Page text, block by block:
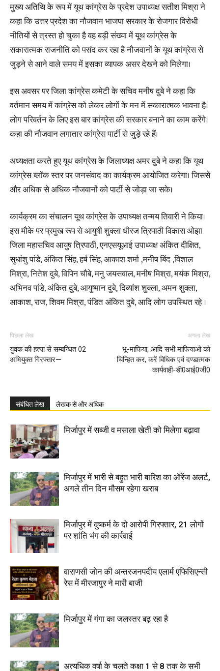
मुख्य अतिथि के रूप में यूथ कांग्रेस के प्रदेश उपाध्यक्ष सतीश मिश्रा ने
कहा कि उत्तर प्रदेश का नौजवान भाजपा सरकार के रोजगार विरोधी
नीतियों से त्रस्त हो चुका है वह बड़ी संख्या में यूथ कांग्रेस के
सकारात्मक राजनीति को पसंद कर रहा है नौजवानों के यूथ कांग्रेस से
जुड़ने से आने वाले समय में इसका व्यापक असर देखने को मिलेगा।
इस अवसर पर जिला कांग्रेस कमेटी के सचिव मनीष दुबे ने कहा कि
वर्तमान समय में कांग्रेस को लेकर लोगों के मन में सकारात्मक भावना है।
लोग परिवर्तन के लिए इस बार कांग्रेस की सरकार बनाने का काम करेंगे।
कहा की नौजवान लगातार कांग्रेस पार्टी से जुड़े रहे हैं।
अध्यक्षता करते हुए यूथ कांग्रेस के जिलाध्यक्ष अमर दुबे ने कहा कि यूथ
कांग्रेस ब्लॉक स्तर पर जनसंवाद का कार्यक्रम आयोजित करेगा। जिससे
और अधिक से अधिक नौजवानों को पार्टी से जोड़ा जा सके।
कार्यक्रम का संचालन यूथ कांग्रेस के उपाध्यक्ष तन्मय तिवारी ने किया।
इस मौके पर प्रमुख रूप से आयुषी शुक्ला धीरज त्रिपाठी विकास ओझा
जिला महासचिव आयुष त्रिपाठी, एनएसयूआई उपाध्यक्ष अंकित दीक्षित,
सुधांशु पांडे, अंकित सिंह, हर्ष सिंह, आकाश शर्मा ,मनीष बिंद ,विशाल
मिश्रा, नितेश दुबे, विपिन चौबे, मनु जयसवाल, मनीष मिश्रा, मयंक मिश्रा,
अभिनव पांडे, अंकित दुबे, आयुष्मान दुबे, दिव्यांश शुक्ला, अमन शुक्ला,
आकाश, राज, शिवम मिश्रा, पंडित अंकित दुबे, आदि लोग उपस्थित रहे ।
पिछला लेख
युवक की हत्या से सम्बन्धित 02
अभियुक्त गिरफ्तार—
अगला लेख
भू-माफिया, आदि सभी माफियाओ को
चिन्हित कर, करें विधिक एवं दण्डात्मक
कार्यवाही-डी0आई0जी0
संबंधित लेख लेखक से और अधिक
मिर्जापुर में सब्जी व मसाला खेती को मिलेगा बढ़ावा
मिर्जापुर में भारी से बहुत भारी बारिश का ऑरेंज अलर्ट,
अगले तीन दिन मौसम रहेगा खराब
मिर्जापुर में दुष्कर्म के दो आरोपी गिरफ्तार, 21 लोगों
पर शांति भंग की कार्रवाई
वाराणसी जोन की अन्तरजनपदीय एलार्म एफिसिएन्सी
रेस में मीरजापुर ने मारी बाजी
मिर्जापुर में गंगा का जलस्तर बढ़ रहा है
अत्यधिक वर्षा के चलते कक्षा 1 से 8 तक के सभी